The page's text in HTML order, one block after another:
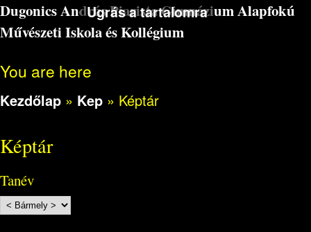
Ugrás a tartalomra
Dugonics András Piarista Gimnázium Alapfokú
Művészeti Iskola és Kollégium
You are here
Kezdőlap » Kep » Képtár
Képtár
Tanév